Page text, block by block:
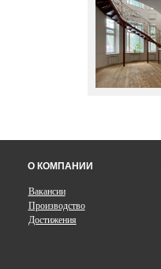
О КОМПАНИИ
Вакансии
Производство
Достижения